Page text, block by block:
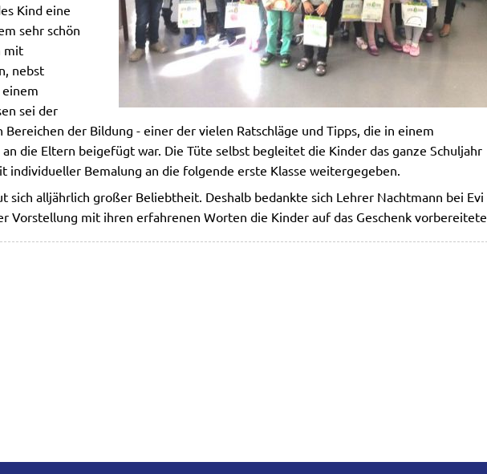
Kind eine
sehr schön
mit
nebst
einem
sei der
Bereichen der Bildung - einer der vielen Ratschläge und Tipps, die in einem
die Eltern beigefügt war. Die Tüte selbst begleitet die Kinder das ganze Schuljahr
individueller Bemalung an die folgende erste Klasse weitergegeben.
sich alljährlich großer Beliebtheit. Deshalb bedankte sich Lehrer Nachtmann bei Evi
Vorstellung mit ihren erfahrenen Worten die Kinder auf das Geschenk vorbereitete.